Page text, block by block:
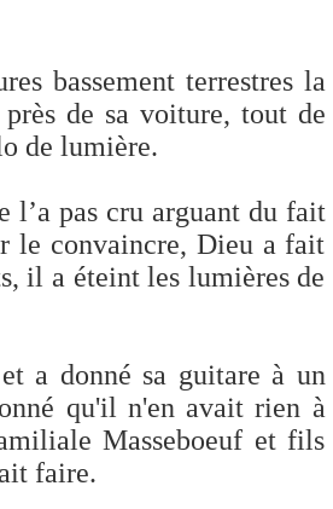
bassement terrestres la
de sa voiture, tout de
de lumière.
l’a pas cru arguant du fait
le convaincre, Dieu a fait
il a éteint les lumières de
a donné sa guitare à un
qu'il n'en avait rien à
Masseboeuf et fils
faire.